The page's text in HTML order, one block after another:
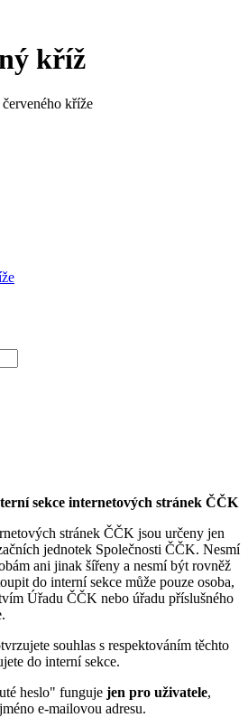
kříž
kříže
sekce internetových stránek ČČK
stránek ČČK jsou určeny jen
jednotek Společnosti ČČK. Nesmí
ani jinak šířeny a nesmí být rovněž
do interní sekce může pouze osoba,
Úřadu ČČK nebo úřadu příslušného
souhlas s respektováním těchto
do interní sekce.
heslo" funguje jen pro uživatele,
e-mailovou adresu.